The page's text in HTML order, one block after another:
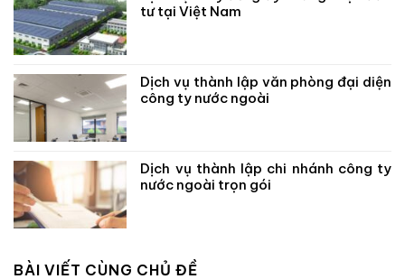
tư tại Việt Nam
Dịch vụ thành lập văn phòng đại diện
công ty nước ngoài
Dịch vụ thành lập chi nhánh công ty
nước ngoài trọn gói
BÀI VIẾT CÙNG CHỦ ĐỀ